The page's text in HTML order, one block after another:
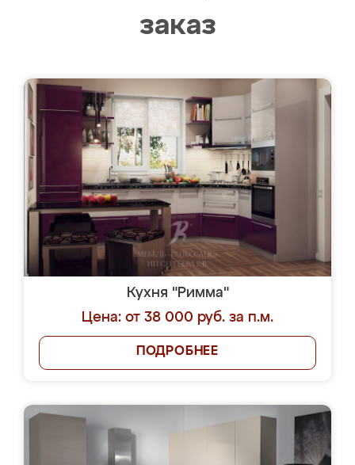
заказ
Кухня "Римма"
Цена: от 38 000 руб. за п.м.
ПОДРОБНЕЕ